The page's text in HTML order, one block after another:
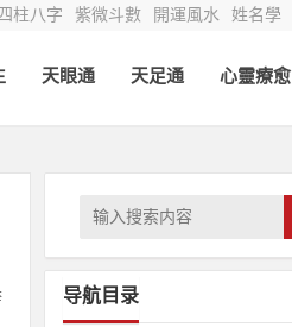
柱八字 紫微斗數 開運風水 姓名學
天眼通 天足通 心靈療愈
导航目录